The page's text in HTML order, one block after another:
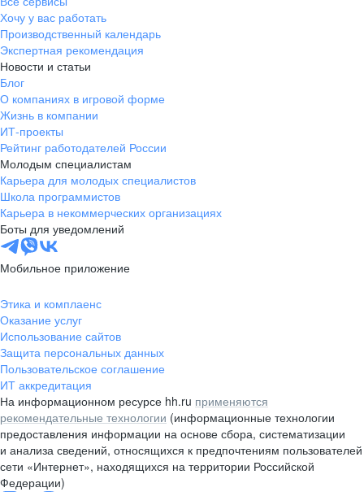
Хочу у вас работать
Производственный календарь
Экспертная рекомендация
Новости и статьи
Блог
О компаниях в игровой форме
Жизнь в компании
ИТ-проекты
Рейтинг работодателей России
Молодым специалистам
Карьера для молодых специалистов
Школа программистов
Карьера в некоммерческих организациях
Боты для уведомлений
Мобильное приложение
Этика и комплаенс
Оказание услуг
Использование сайтов
Защита персональных данных
Пользовательское соглашение
ИТ аккредитация
На информационном ресурсе hh.ru применяются
рекомендательные технологии (информационные технологии
предоставления информации на основе сбора, систематизации
и анализа сведений, относящихся к предпочтениям пользователей
сети «Интернет», находящихся на территории Российской
Федерации)